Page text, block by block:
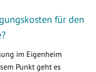
für den
im Eigenheim
Punkt geht es